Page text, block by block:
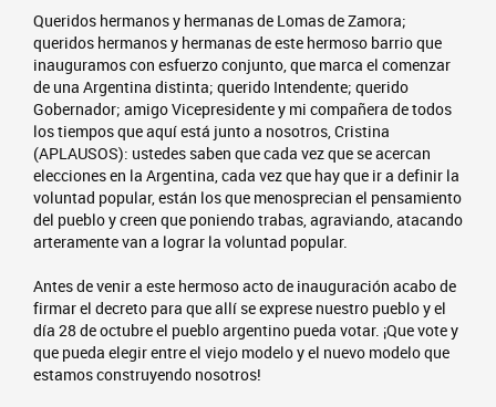
Queridos hermanos y hermanas de Lomas de Zamora;
queridos hermanos y hermanas de este hermoso barrio que
inauguramos con esfuerzo conjunto, que marca el comenzar
de una Argentina distinta; querido Intendente; querido
Gobernador; amigo Vicepresidente y mi compañera de todos
los tiempos que aquí está junto a nosotros, Cristina
(APLAUSOS): ustedes saben que cada vez que se acercan
elecciones en la Argentina, cada vez que hay que ir a definir la
voluntad popular, están los que menosprecian el pensamiento
del pueblo y creen que poniendo trabas, agraviando, atacando
arteramente van a lograr la voluntad popular.
Antes de venir a este hermoso acto de inauguración acabo de
firmar el decreto para que allí se exprese nuestro pueblo y el
día 28 de octubre el pueblo argentino pueda votar. ¡Que vote y
que pueda elegir entre el viejo modelo y el nuevo modelo que
estamos construyendo nosotros!